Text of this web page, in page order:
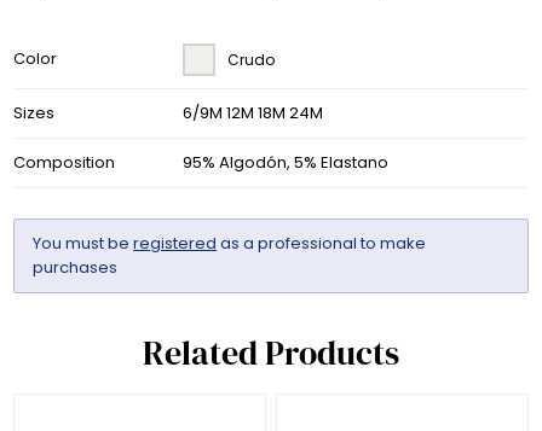
Color Crudo
Sizes 6/9M 12M 18M 24M
Composition 95% Algodón, 5% Elastano
You must beregistered as a professional to make
purchases
Related Products